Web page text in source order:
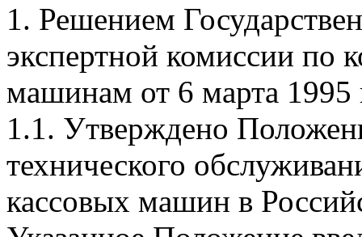
1. Решением
экспертной комиссии по
машинам от 6 марта 1995
1.1. Утверждено
технического
кассовых машин в